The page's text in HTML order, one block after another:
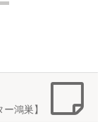
鴻巣】